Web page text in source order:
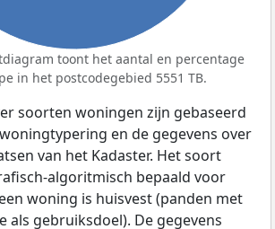
toont het aantal en percentage
in het postcodegebied 5551 TB.
soorten woningen zijn gebaseerd
en de gegevens over
van het Kadaster. Het soort
algoritmisch bepaald voor
woning is huisvest (panden met
als gebruiksdoel). De gegevens